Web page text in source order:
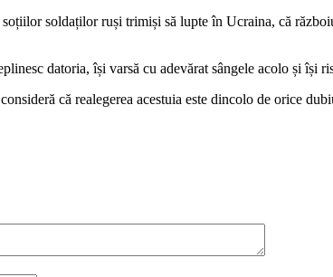
soldaților ruși trimiși să lupte în Ucraina, că
datoria, își varsă cu adevărat sângele acolo și își
că realegerea acestuia este dincolo de orice